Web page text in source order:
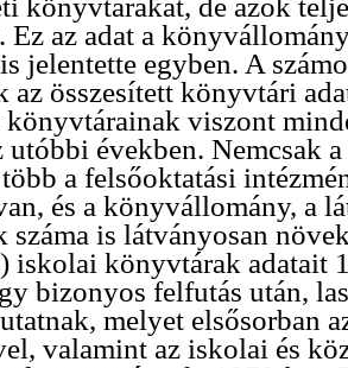
könyvtárakat, de azok
Ez az adat a
jelentette egyben. A
az összesített könyvtári
könyvtárainak viszont
utóbbi években. Nemcsak
a felsőoktatási
és a könyvállomány, a
száma is látványosan
iskolai könyvtárak adatait
bizonyos felfutás után,
melyet elsősorban
valamint az iskolai és